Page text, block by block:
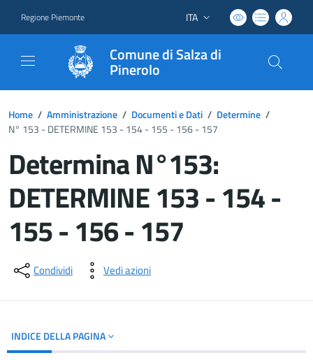
Regione Piemonte Lingua attiva:
ITA
Comune di Salza di
Pinerolo
Home / Amministrazione / Documenti e Dati / Determine /
N° 153 - DETERMINE 153 - 154 - 155 - 156 - 157
Determina N°153:
DETERMINE 153 - 154 -
155 - 156 - 157
Dettagli del documento
Condividi Vedi azioni
INDICE DELLA PAGINA